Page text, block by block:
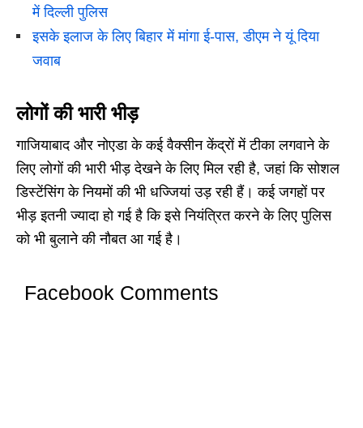
में दिल्ली पुलिस
इसके इलाज के लिए बिहार में मांगा ई-पास, डीएम ने यूं दिया
जवाब
लोगों की भारी भीड़
गाजियाबाद और नोएडा के कई वैक्सीन केंद्रों में टीका लगवाने के
लिए लोगों की भारी भीड़ देखने के लिए मिल रही है, जहां कि सोशल
डिस्टेंसिंग के नियमों की भी धज्जियां उड़ रही हैं। कई जगहों पर
भीड़ इतनी ज्यादा हो गई है कि इसे नियंत्रित करने के लिए पुलिस
को भी बुलाने की नौबत आ गई है।
Facebook Comments